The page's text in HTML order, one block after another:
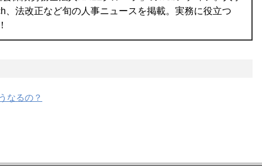
、法改正など旬の人事ニュースを掲載。実務に役立つ
なるの？